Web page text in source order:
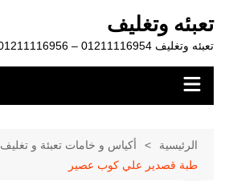
المحتوى
تعبئه وتغليف
تعبئه وتغليف 01211116954 – 01211116956 – 01211116958
الرئيسية
أكياس و خامات تعبئة و تغليف
طبة قصدير علي كوب عصير